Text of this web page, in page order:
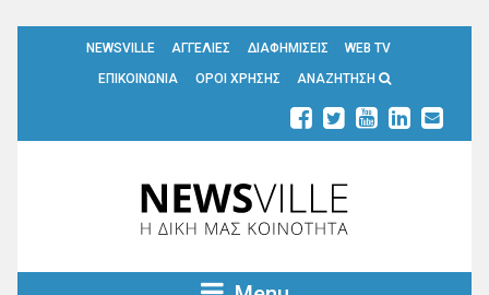
NEWSVILLE ΑΓΓΕΛΙΕΣ ΔΙΑΦΗΜΙΣΕΙΣ
WEB TV
ΕΠΙΚΟΙΝΩΝΙΑ
ΟΡΟΙ ΧΡΗΣΗΣ ΑΝΑΖΗΤΗΣΗ